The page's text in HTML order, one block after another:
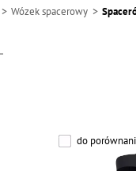
Wózek spacerowy
do